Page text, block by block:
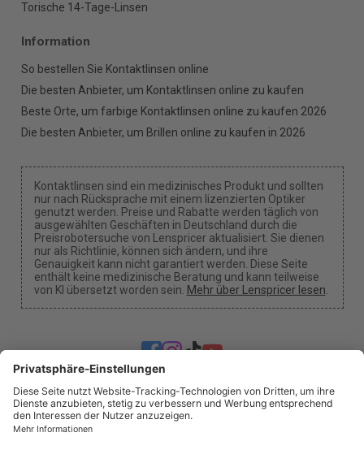
Torische 14-Tage-Linsen
Information
So bestellen Sie Kontaktlinsen online
Die besten Anbieter, um Kontaktlinsen online zu kaufen
Beste Orte, um farbige Kontaktlinsen online zu kaufen 2026
Die besten Anbieter, um Brillen online zu kaufen in 2026
Kontaktlinsen sind ein medizinisches Produkt und sollten
nur nach Rücksprache mit einem lizenzierten Optiker
genutzt werden. Preise und Rabatte werden täglich von
ausgewählten Geschäften in Deutschland durch die
Preisrobotersuche von Lenspricer aktualisiert. Sie dienen
nur als Richtlinie, können sich ändern, und ihre
Genauigkeit kann nicht garantiert werden. Diese Seite
enthält keine medizinische Beratung und kann teilweise
von KI übersetzt worden sein. Mehr über Lenspricer lesen.
Cookie-Einstellungen
Wir können eine Provision erhalten, wenn du einen
unserer Links verwendest, um einen Kauf zu tätigen.